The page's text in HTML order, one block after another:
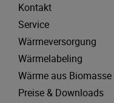
Kontakt
Service
Wärmeversorgung
Wärmelabeling
Wärme aus Biomasse
Preise & Downloads